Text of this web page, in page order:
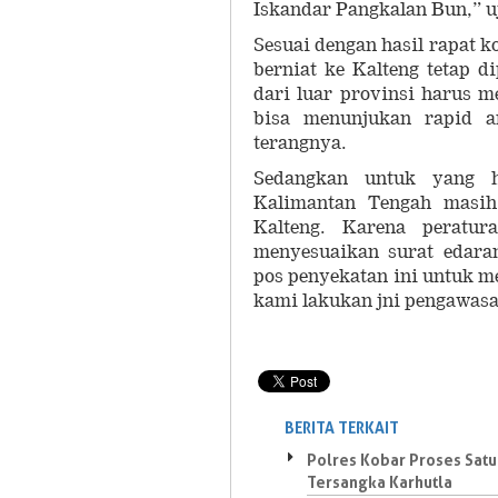
Iskandar Pangkalan Bun,”
Sesuai dengan hasil rapat
berniat ke Kalteng tetap
dari luar provinsi harus
bisa menunjukan rapid
terangnya.
Sedangkan untuk yang
Kalimantan Tengah
Kalteng. Karena
menyesuaikan surat
pos penyekatan ini untuk
kami lakukan jni
BERITA TERKAIT
Polres Kobar Proses Satu
Tersangka Karhutla